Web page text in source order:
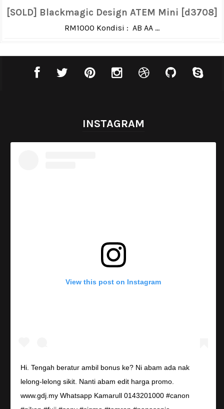
[SOLD] Blackmagic Design ATEM Mini [d3708]
RM1000 Kondisi : AB AA ...
INSTAGRAM
View this post on Instagram
Hi. Tengah beratur ambil bonus ke? Ni abam ada nak
lelong-lelong sikit. Nanti abam edit harga promo.
www.gdj.my Whatsapp Kamarull 0143201000 #canon